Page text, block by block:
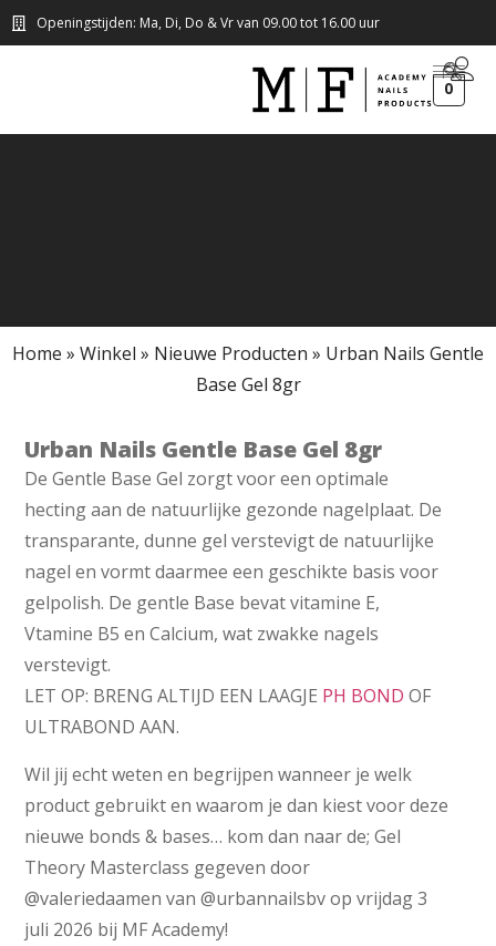
Openingstijden: Ma, Di, Do & Vr van 09.00 tot 16.00 uur
0
Home » Winkel » Nieuwe Producten » Urban Nails Gentle
Base Gel 8gr
Urban Nails Gentle Base Gel 8gr
De Gentle Base Gel zorgt voor een optimale
hecting aan de natuurlijke gezonde nagelplaat. De
transparante, dunne gel verstevigt de natuurlijke
nagel en vormt daarmee een geschikte basis voor
gelpolish. De gentle Base bevat vitamine E,
Vtamine B5 en Calcium, wat zwakke nagels
verstevigt.
LET OP: BRENG ALTIJD EEN LAAGJE PH BOND OF
ULTRABOND AAN.
Wil jij echt weten en begrijpen wanneer je welk
product gebruikt en waarom je dan kiest voor deze
nieuwe bonds & bases… kom dan naar de; Gel
Theory Masterclass gegeven door
@valeriedaamen van @urbannailsbv op vrijdag 3
juli 2026 bij MF Academy!